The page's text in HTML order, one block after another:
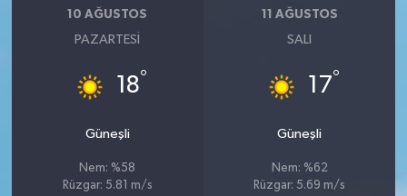
10 AĞUSTOS
PAZARTESI
18°
Güneşli
Nem: %58
Rüzgar: 5.81 m/s
11 AĞUSTOS
SALI
17°
Güneşli
Nem: %62
Rüzgar: 5.69 m/s